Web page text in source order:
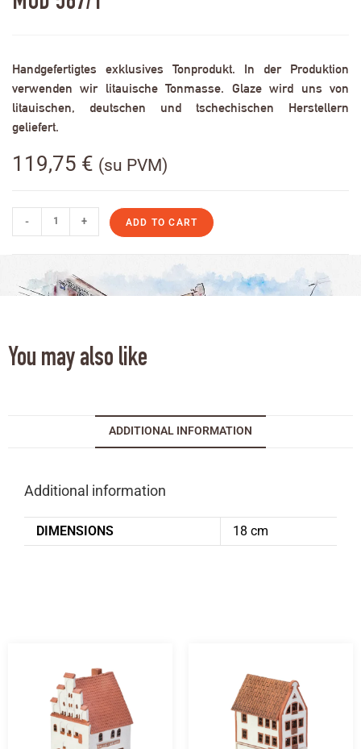
Handgefertigtes exklusives Tonprodukt. In der Produktion
verwenden wir litauische Tonmasse. Glaze wird uns von
litauischen, deutschen und tschechischen Herstellern
geliefert.
119,75 € (su PVM)
- + ADD TO CART
You may also like
ADDITIONAL INFORMATION
Additional information
DIMENSIONS 18 cm